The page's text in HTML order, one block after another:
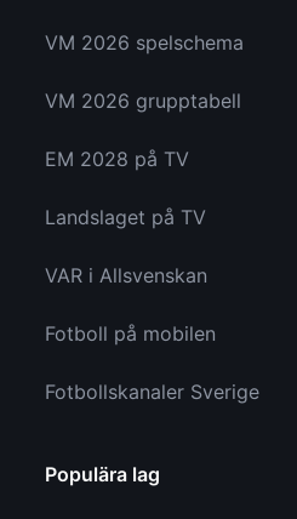
VM 2026 spelschema
VM 2026 grupptabell
EM 2028 på TV
Landslaget på TV
VAR i Allsvenskan
Fotboll på mobilen
Fotbollskanaler Sverige
Populära lag